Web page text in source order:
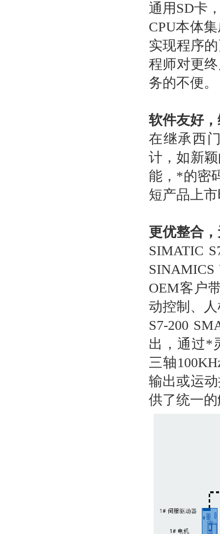
通用SD卡
CPU本体
实现程序
程师对更
务的不便。
软件友好
在继承西
计，如新
能，*的密
短产品上
更优整合
SIMATIC
OEM客户
动控制、
S7-200
出，通过*
三轴
输出或运
供了统一